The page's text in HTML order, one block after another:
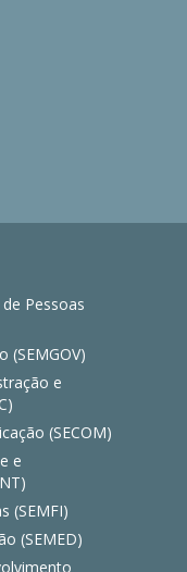
Pessoas
(SEMGOV)
e
(SECOM)
e
(SEMFI)
(SEMED)